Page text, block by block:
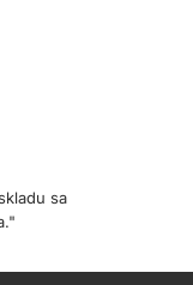
sa